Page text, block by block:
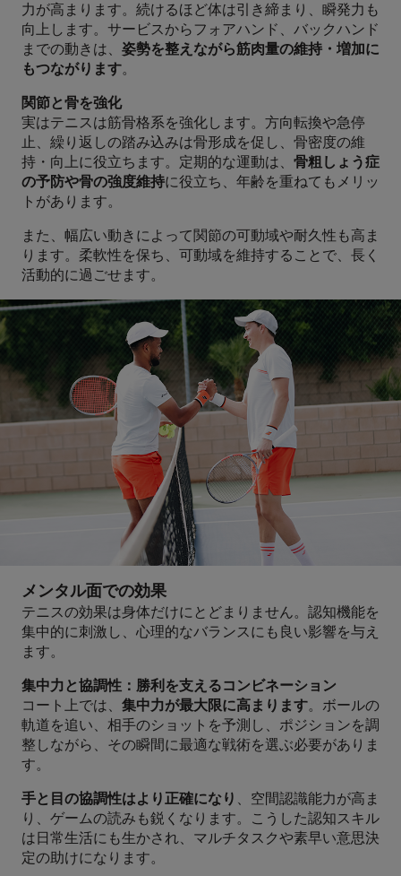
力が高まります。続けるほど体は引き締まり、瞬発力も
向上します。サービスからフォアハンド、バックハンド
までの動きは、 姿勢を整えながら筋肉量の維持・増加に
もつながります。
関節と骨を強化
実はテニスは筋骨格系を強化します。方向転換や急停
止、繰り返しの踏み込みは骨形成を促し、骨密度の維
持・向上に役立ちます。定期的な運動は、 骨粗しょう症
の予防や骨の強度維持に役立ち、年齢を重ねてもメリッ
トがあります。
また、幅広い動きによって関節の可動域や耐久性も高ま
ります。柔軟性を保ち、可動域を維持することで、長く
活動的に過ごせます。
メンタル面での効果
テニスの効果は身体だけにとどまりません。認知機能を
集中的に刺激し、心理的なバランスにも良い影響を与え
ます。
集中力と協調性：勝利を支えるコンビネーション
コート上では、 集中力が最大限に高まります。ボールの
軌道を追い、相手のショットを予測し、ポジションを調
整しながら、その瞬間に最適な戦術を選ぶ必要がありま
す。
手と目の協調性はより正確になり 、空間認識能力が高ま
り、ゲームの読みも鋭くなります。こうした認知スキル
は日常生活にも生かされ、マルチタスクや素早い意思決
定の助けになります。